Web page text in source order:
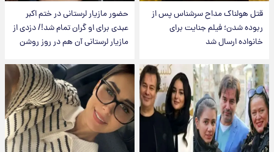
قتل هولناک مداح سرشناس پس از
ربوده شدن؛ فیلم جنایت برای
خانواده ارسال شد
حضور مازیار لرستانی در ختم اکبر
عبدی برای او گران تمام شد!/ دزدی از
مازیار لرستانی آن هم در روز روشن